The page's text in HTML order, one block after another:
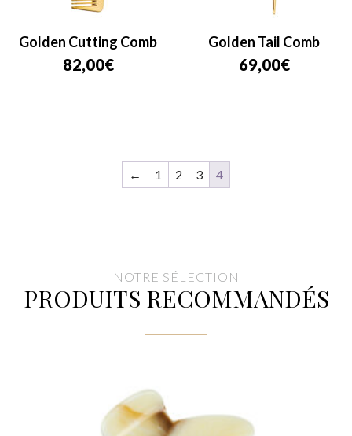
Golden Cutting Comb
82,00€
Golden Tail Comb
69,00€
← 1 2 3 4
NOTRE SÉLECTION
PRODUITS RECOMMANDÉS